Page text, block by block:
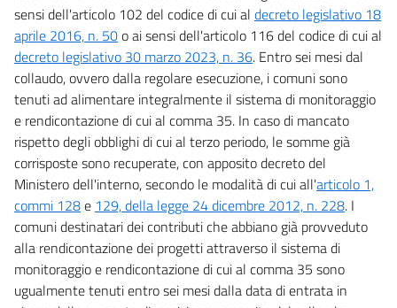
sensi dell'articolo 102 del codice di cui al decreto legislativo 18
aprile 2016, n. 50o ai sensi dell'articolo 116 del codice di cui al
decreto legislativo 30 marzo 2023, n. 36. Entro sei mesi dal
collaudo, ovvero dalla regolare esecuzione, i comuni sono
tenuti ad alimentare integralmente il sistema di monitoraggio
e rendicontazione di cui al comma 35. In caso di mancato
rispetto degli obblighi di cui al terzo periodo, le somme già
corrisposte sono recuperate, con apposito decreto del
Ministero dell'interno, secondo le modalità di cui all'articolo 1,
commi 128e 129, della legge 24 dicembre 2012, n. 228. I
comuni destinatari dei contributi che abbiano già provveduto
alla rendicontazione dei progetti attraverso il sistema di
monitoraggio e rendicontazione di cui al comma 35 sono
ugualmente tenuti entro sei mesi dalla data di entrata in